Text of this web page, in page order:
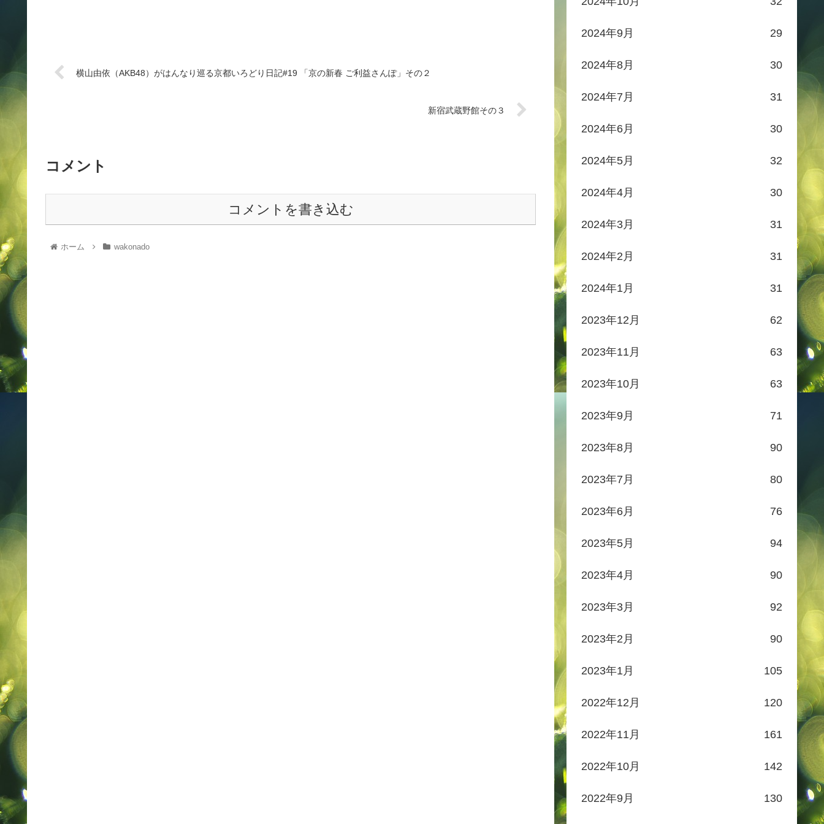
横山由依（AKB48）がはんなり巡る京都いろどり日記#19 「京の新春 ご利益さんぽ」その２
新宿武蔵野館その３
コメント
コメントを書き込む
ホーム wakonado
2024年9月 29
2024年8月 30
2024年7月 31
2024年6月 30
2024年5月 32
2024年4月 30
2024年3月 31
2024年2月 31
2024年1月 31
2023年12月 62
2023年11月 63
2023年10月 63
2023年9月 71
2023年8月 90
2023年7月 80
2023年6月 76
2023年5月 94
2023年4月 90
2023年3月 92
2023年2月 90
2023年1月 105
2022年12月 120
2022年11月 161
2022年10月 142
2022年9月 130